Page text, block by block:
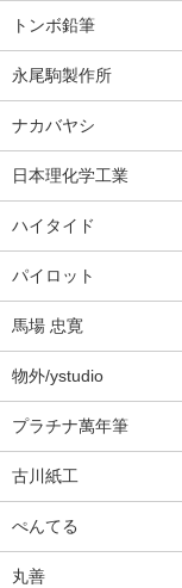
トンボ鉛筆
永尾駒製作所
ナカバヤシ
日本理化学工業
ハイタイド
パイロット
馬場 忠寛
物外/ystudio
プラチナ萬年筆
古川紙工
ぺんてる
丸善